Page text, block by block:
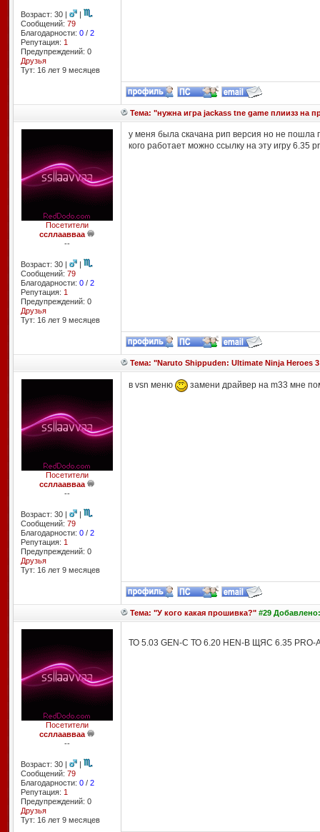
Возраст: 30 |
|
Сообщений: 79
Благодарности: 0/ 2
Репутация: 1
Предупреждений: 0
Друзья
Тут: 16 лет 9 месяцев
Тема: "нужна игра jackass tne game плиизз на
Посетители
ссллаавваа
--
Возраст: 30 |
|
Сообщений: 79
Благодарности: 0/ 2
Репутация: 1
Предупреждений: 0
Друзья
Тут: 16 лет 9 месяцев
у меня была скачана рип версия но не пошла
кого работает можно ссылку на эту игру 6.35
Тема: "Naruto Shippuden: Ultimate Ninja Heroes 3
Посетители
ссллаавваа
--
Возраст: 30 |
|
Сообщений: 79
Благодарности: 0/ 2
Репутация: 1
Предупреждений: 0
Друзья
Тут: 16 лет 9 месяцев
в vsn меню замени драйвер на m33 мне
Тема: "У кого какая прошивка?"#29 Добавлено:
Посетители
ссллаавваа
--
Возраст: 30 |
|
Сообщений: 79
Благодарности: 0/ 2
Репутация: 1
Предупреждений: 0
Друзья
Тут: 16 лет 9 месяцев
ТО 5.03 GEN-C ТО 6.20 HEN-B ЩЯС 6.35 PRO-